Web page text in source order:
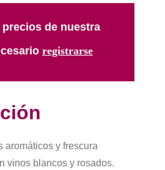
precios de nuestra
registrarse​
aromáticos y frescura
vinos blancos y rosados.